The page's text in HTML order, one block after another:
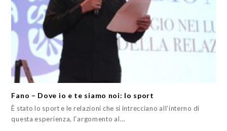
Fano – Dove io e te siamo noi: lo sport
È stato lo sport e le relazioni che si intrecciano all’interno di
questa esperienza, l’argomento al…